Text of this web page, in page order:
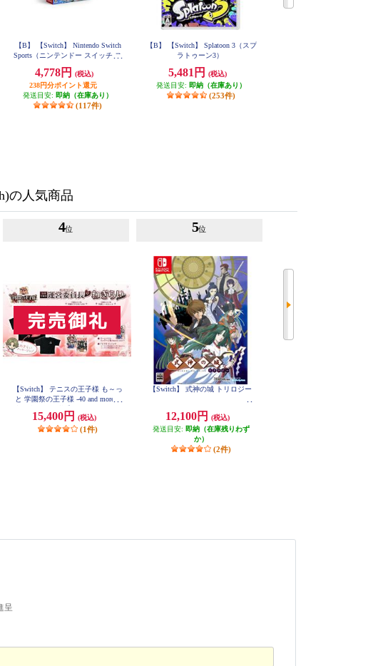
【B】 【Switch】 Nintendo Switch
Sports（ニンテンドー スイッチ ス
4,778円
(税込)
238円分ポイント還元
発送目安: 即納（在庫あり）
(117件)
【B】 【Switch】 Splatoon 3（スプ
ラトゥーン3）
5,481円
(税込)
発送目安: 即納（在庫あり）
(253件)
の人気商品
4位
【Switch】 テニスの王子様 も～っ
と 学園祭の王子様 -40 and more...
らいエディション
15,400円 (税込)
(1件)
5位
【Switch】 式神の城 トリロジー
12,100円
(税込)
発送目安: 即納（在庫残りわず
か）
(2件)
呈